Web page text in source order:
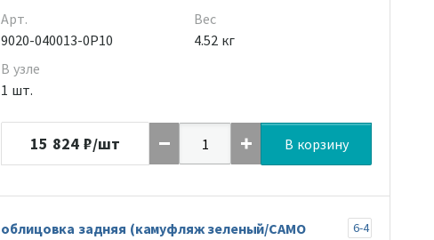
Арт.
9020-040013-0P10
В узле
1 шт.
Вес
4.52 кг
15 824 ₽/шт В корзину
облицовка задняя (камуфляж зеленый/CAMO
6-4